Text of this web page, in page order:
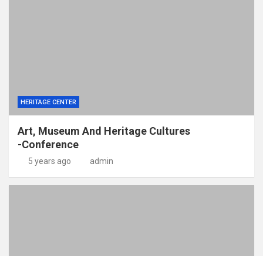
HERITAGE CENTER
Аrt, Museum Аnd Heritage Сultures
-Сonference
5 years ago admin